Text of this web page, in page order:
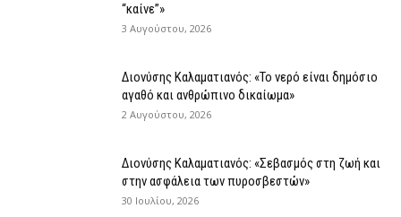
“καίνε”»
3 Αυγούστου, 2026
Διονύσης Καλαματιανός: «Το νερό είναι δημόσιο
αγαθό και ανθρώπινο δικαίωμα»
2 Αυγούστου, 2026
Διονύσης Καλαματιανός: «Σεβασμός στη ζωή και
στην ασφάλεια των πυροσβεστών»
30 Ιουλίου, 2026